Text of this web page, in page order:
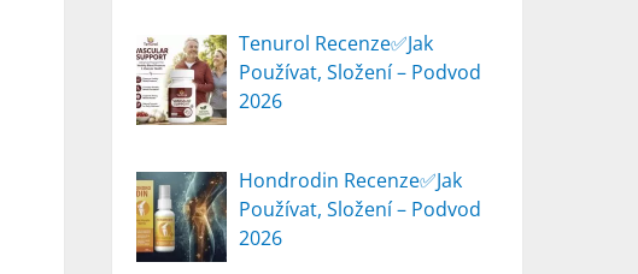
Tenurol Recenze✅Jak
Používat, Složení – Podvod
2026
Hondrodin Recenze✅Jak
Používat, Složení – Podvod
2026